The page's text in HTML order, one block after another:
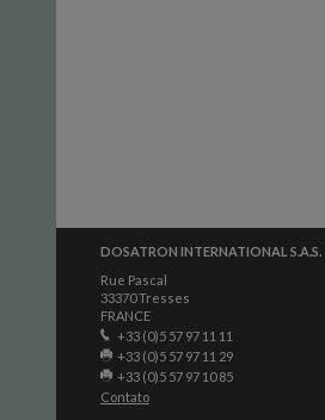
DOSATRON INTERNATIONAL S.A.S.
Rue Pascal
33370 Tresses
FRANCE
+33 (0)5 57 97 11 11
+33 (0)5 57 97 11 29
+33 (0)5 57 97 10 85
Contato